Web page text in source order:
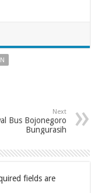
Next
Bus Bojonegoro
Bungurasih
fields are